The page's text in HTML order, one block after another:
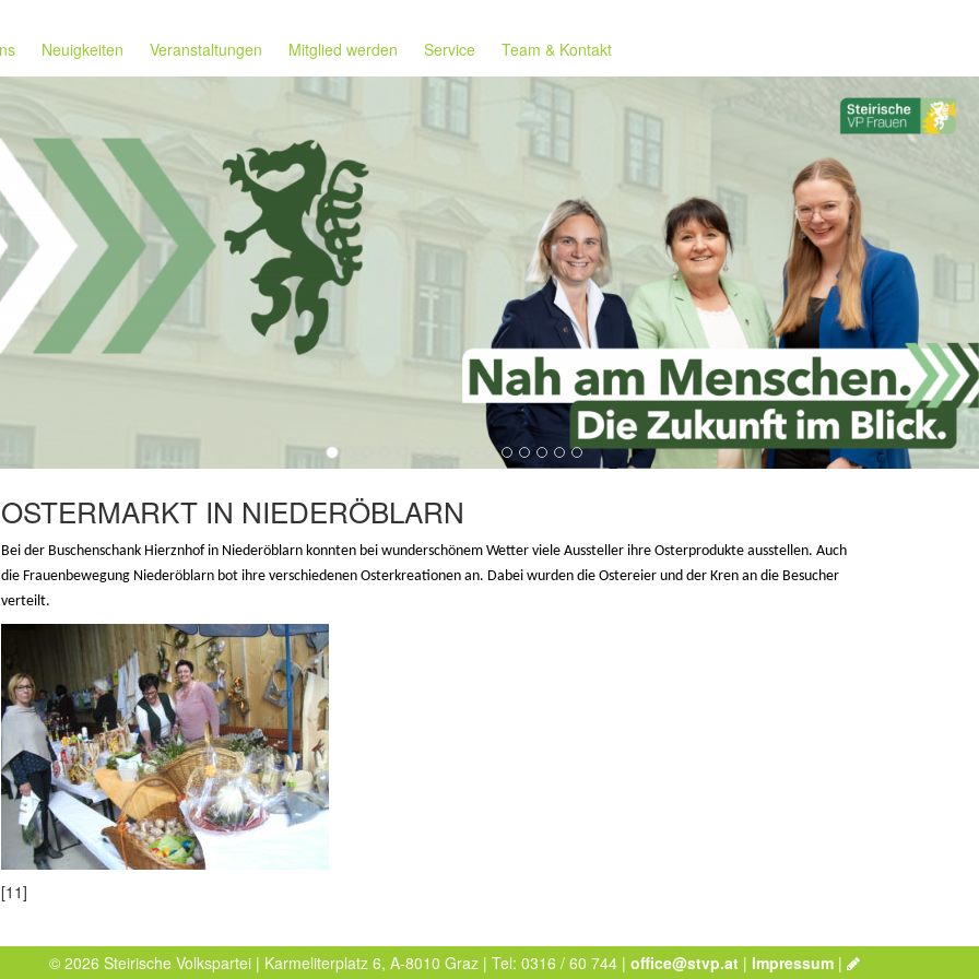
Neuigkeiten Veranstaltungen Mitglied werden Service Team & Kontakt
OSTERMARKT IN NIEDERÖBLARN
Bei der Buschenschank Hierznhof in Niederöblarn konnten bei wunderschönem Wetter viele Aussteller ihre Osterprodukte ausstellen. Auch
die Frauenbewegung Niederöblarn bot ihre verschiedenen Osterkreationen an. Dabei wurden die Ostereier und der Kren an die Besucher
verteilt.
[11]
© 2026 Steirische Volkspartei | Karmeliterplatz 6, A-8010 Graz | Tel: 0316 / 60 744 |office@stvp.at |Impressum |